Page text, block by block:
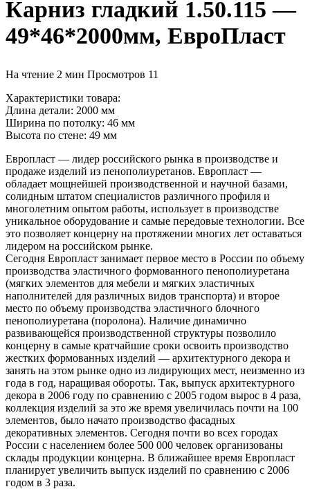
Карниз гладкий 1.50.115 —
49*46*2000мм, ЕвроПласт
На чтение 2 мин Просмотров 11
Характеристики товара:
Длина детали: 2000 мм
Ширина по потолку: 46 мм
Высота по стене: 49 мм
Европласт — лидер российского рынка в производстве и
продаже изделий из пенополиуретанов. Европласт —
обладает мощнейшей производственной и научной базами,
солидным штатом специалистов различного профиля и
многолетним опытом работы, использует в производстве
уникальное оборудование и самые передовые технологии. Все
это позволяет концерну на протяжении многих лет оставаться
лидером на российском рынке.
Сегодня Европласт занимает первое место в России по объему
производства эластичного формованного пенополиуретана
(мягких элементов для мебели и мягких эластичных
наполнителей для различных видов транспорта) и второе
место по объему производства эластичного блочного
пенополиуретана (поролона). Наличие динамично
развивающейся производственной структуры позволило
концерну в самые кратчайшие сроки освоить производство
жестких формованных изделий — архитектурного декора и
занять на этом рынке одно из лидирующих мест, неизменно из
года в год, наращивая обороты. Так, выпуск архитектурного
декора в 2006 году по сравнению с 2005 годом вырос в 4 раза,
коллекция изделий за это же время увеличилась почти на 100
элементов, было начато производство фасадных
декоративных элементов. Сегодня почти во всех городах
России с населением более 500 000 человек организованы
склады продукции концерна. В ближайшее время Европласт
планирует увеличить выпуск изделий по сравнению с 2006
годом в 3 раза.